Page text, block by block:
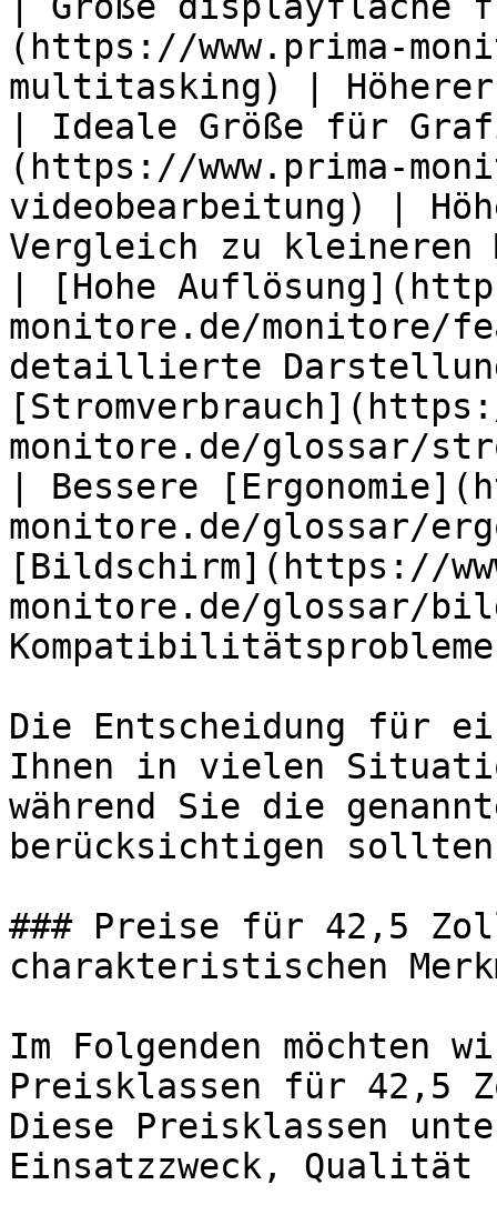
(https://www.prima-
multitasking) |
| Ideale Größe für
(https://www.prima-
videobearbeitung) |
Vergleich zu kleineren
| [Hohe
monitore.de/monitore/
detaillierte
monitore.de/glossar/
| Bessere
monitore.de/glossar/
[Bildschirm](https://
monitore.de/glossar/
Die Entscheidung für
Ihnen in vielen
während Sie die
berücksichtigen
### Preise für 42,5
charakteristischen
Im Folgenden möchten
Preisklassen für 42,5
Diese Preisklassen
Einsatzzweck, Qualität